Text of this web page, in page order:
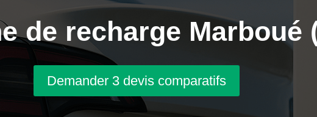
de recharge Marboué
Demander 3 devis comparatifs